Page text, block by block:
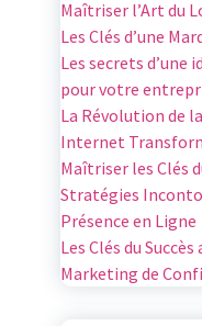
Maîtriser l’Art du
Les Clés d’une
Les secrets
pour votre
La Révolution de
Internet
Maîtriser les Clés
Stratégies
Présence en Ligne
Les Clés du
Marketing de